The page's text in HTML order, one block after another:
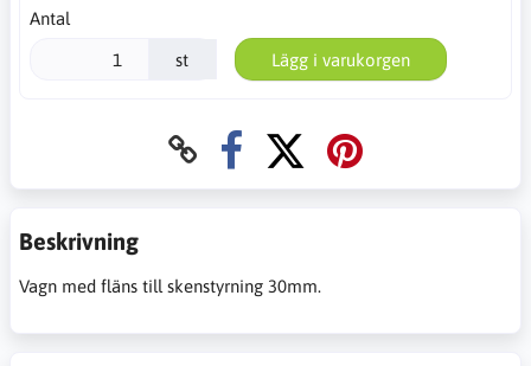
Antal
st Lägg i varukorgen
Beskrivning
Vagn med fläns till skenstyrning 30mm.